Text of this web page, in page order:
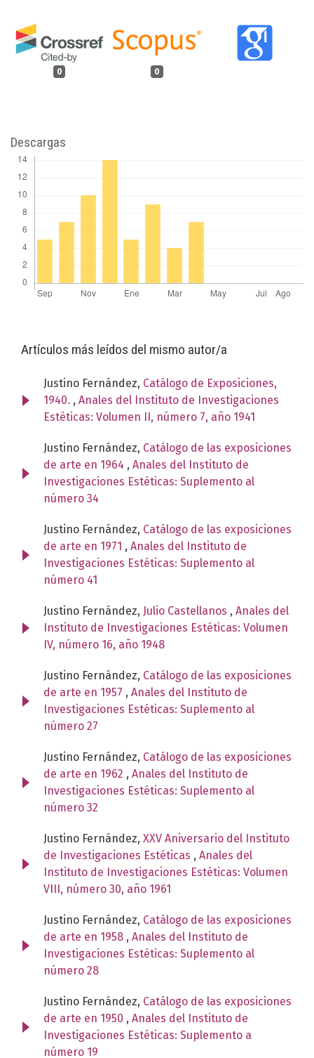
0 0
Descargas
Artículos más leídos del mismo autor/a
Justino Fernández, Catálogo de Exposiciones,
1940. , Anales del Instituto de Investigaciones
Estéticas: Volumen II, número 7, año 1941
Justino Fernández, Catálogo de las exposiciones
de arte en 1964 , Anales del Instituto de
Investigaciones Estéticas: Suplemento al
número 34
Justino Fernández, Catálogo de las exposiciones
de arte en 1971 , Anales del Instituto de
Investigaciones Estéticas: Suplemento al
número 41
Justino Fernández, Julio Castellanos , Anales del
Instituto de Investigaciones Estéticas: Volumen
IV, número 16, año 1948
Justino Fernández, Catálogo de las exposiciones
de arte en 1957 , Anales del Instituto de
Investigaciones Estéticas: Suplemento al
número 27
Justino Fernández, Catálogo de las exposiciones
de arte en 1962 , Anales del Instituto de
Investigaciones Estéticas: Suplemento al
número 32
Justino Fernández, XXV Aniversario del Instituto
de Investigaciones Estéticas , Anales del
Instituto de Investigaciones Estéticas: Volumen
VIII, número 30, año 1961
Justino Fernández, Catálogo de las exposiciones
de arte en 1958 , Anales del Instituto de
Investigaciones Estéticas: Suplemento al
número 28
Justino Fernández, Catálogo de las exposiciones
de arte en 1950 , Anales del Instituto de
Investigaciones Estéticas: Suplemento a
número 19